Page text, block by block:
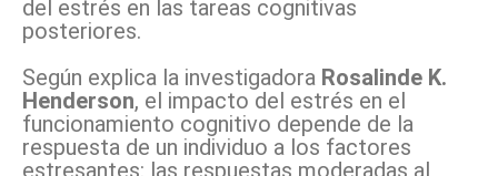
del estrés en las tareas cognitivas
posteriores.
Según explica la investigadora Rosalinde K.
Henderson, el impacto del estrés en el
funcionamiento cognitivo depende de la
respuesta de un individuo a los factores